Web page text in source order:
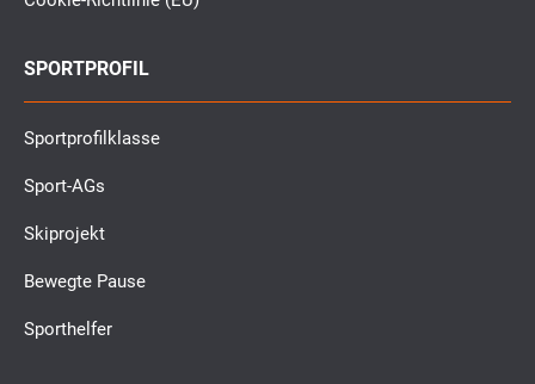
SPORTPROFIL
Sportprofilklasse
Sport-AGs
Skiprojekt
Bewegte Pause
Sporthelfer